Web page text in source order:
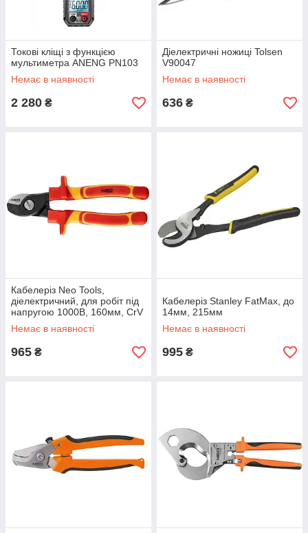
Токові кліщі з функцією
мультиметра ANENG PN103
Немає в наявності
2 280 ₴
Діелектричні ножиці Tolsen
V90047
Немає в наявності
636 ₴
Кабелеріз Neo Tools,
діелектричний, для робіт під
напругою 1000В, 160мм, CrV
Немає в наявності
965 ₴
Кабелеріз Stanley FatMax, до
14мм, 215мм
Немає в наявності
995 ₴